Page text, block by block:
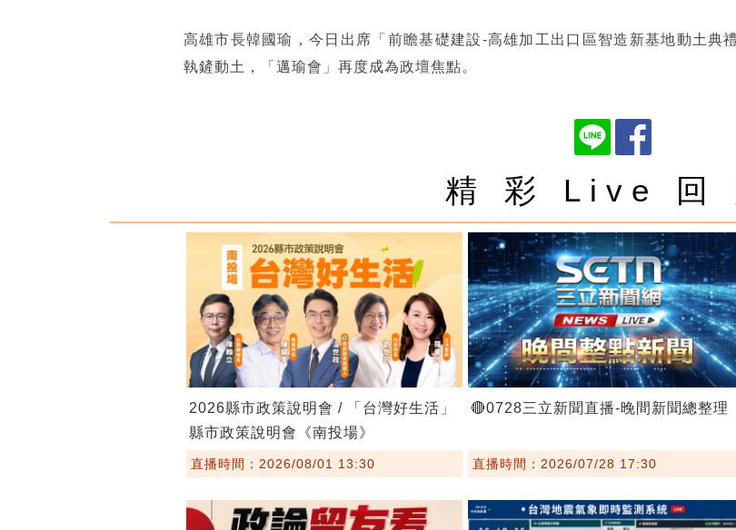
高雄市長韓國瑜，今日出席「前瞻基礎建設-高雄加工出口區智造新基地動土典
執鏟動土，「邁瑜會」再度成為政壇焦點。
精 彩 Live 回
2026縣市政策說明會 / 「台灣好生活」
縣市政策說明會《南投場》
直播時間：2026/08/01 13:30
🔴0728三立新聞直播-晚間新聞總整理
直播時間：2026/07/28 17:30